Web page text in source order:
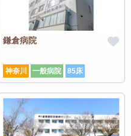
鎌倉病院
神奈川 一般病院 85床